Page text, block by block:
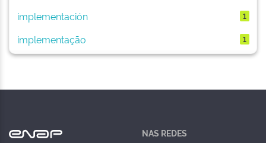
implementación 1
implementação 1
NAS REDES